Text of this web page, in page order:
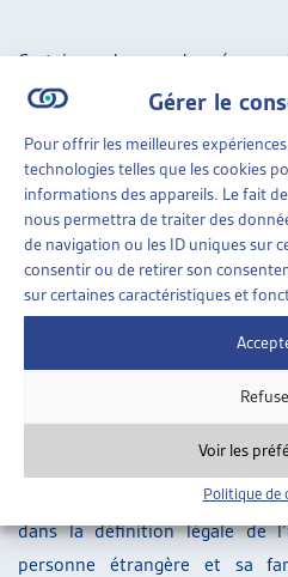
Gérer le
Pour offrir les meilleures
technologies telles que les cookies
informations des appareils. Le fait
nous permettra de traiter des
de navigation ou les ID uniques sur
consentir ou de retirer son
sur certaines caractéristiques et
Voir les
Politique de
Certaines de ces données
d’intégration de la personne
critère de révocation de
personne sans activité
au regroupement familial de
ressortissant-e-s d’Etats tiers
de restriction du
potentiellement en conflit
européenne des Droits de
Recours à l’aide sociale: danger
La notion de « participation à
dans la définition légale de
personne étrangère et sa